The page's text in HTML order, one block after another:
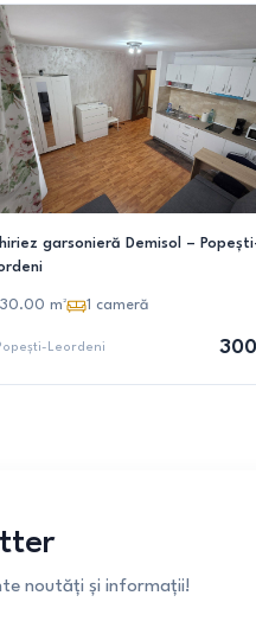
garsonieră Demisol –
30.00 m² 1 cameră
Leordeni 300
noutăți și informații!